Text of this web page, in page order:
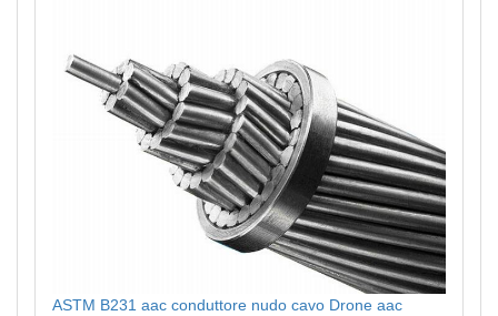
ASTM B231 aac conduttore nudo cavo Drone aac